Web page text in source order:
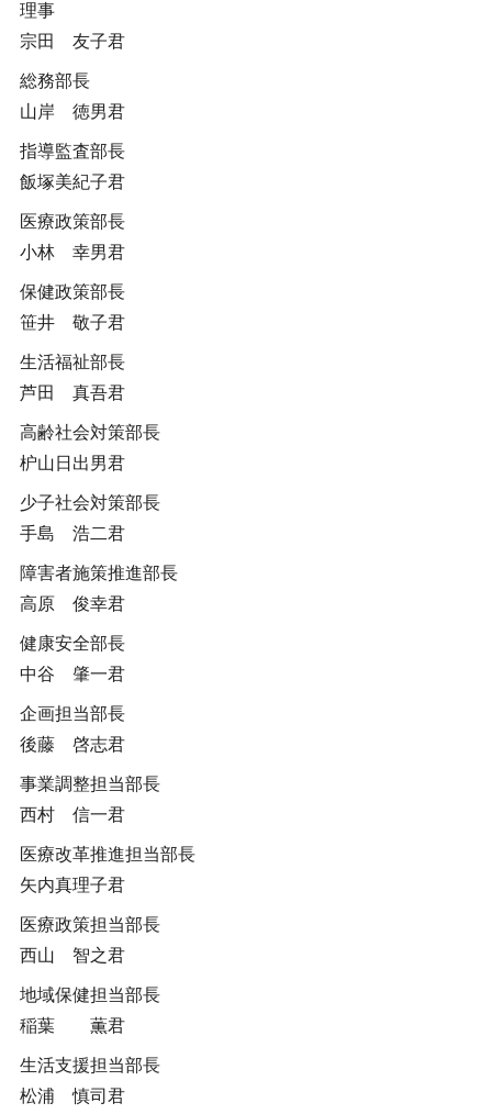
理事
宗田 友子君
総務部長
山岸 徳男君
指導監査部長
飯塚美紀子君
医療政策部長
小林 幸男君
保健政策部長
笹井 敬子君
生活福祉部長
芦田 真吾君
高齢社会対策部長
枦山日出男君
少子社会対策部長
手島 浩二君
障害者施策推進部長
高原 俊幸君
健康安全部長
中谷 肇一君
企画担当部長
後藤 啓志君
事業調整担当部長
西村 信一君
医療改革推進担当部長
矢内真理子君
医療政策担当部長
西山 智之君
地域保健担当部長
稲葉 薫君
生活支援担当部長
松浦 慎司君